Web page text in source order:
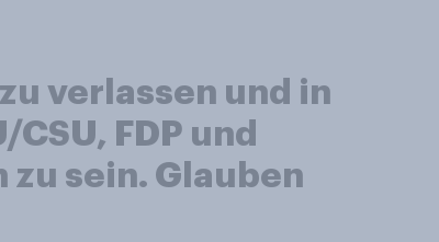
verlassen und in
FDP und
sein. Glauben